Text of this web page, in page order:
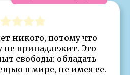
никого, потому что
принадлежит. Это
свободы: обладать
в мире, не имея ее.